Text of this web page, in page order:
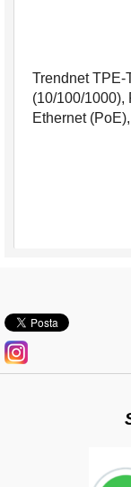
Trendnet TPE-
(10/100/1000),
Ethernet